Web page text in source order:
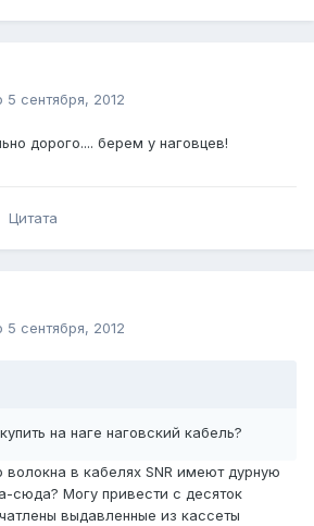
5 сентября, 2012
дорого.... берем у наговцев!
Цитата
5 сентября, 2012
на наге наговский кабель?
в кабелях SNR имеют дурную
сюда? Могу привести с десяток
выдавленные из кассеты